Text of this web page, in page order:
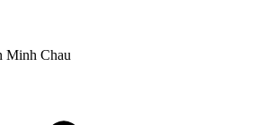
Minh Chau